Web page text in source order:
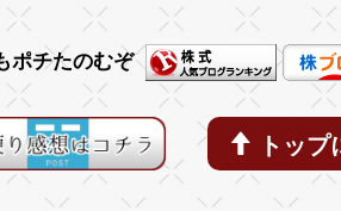
ポチたのむぞ
トップ